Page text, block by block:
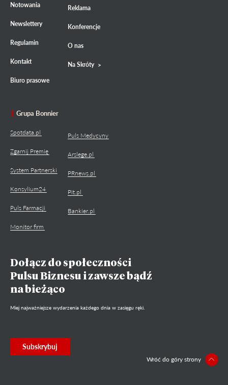
Notowania
Newslettery
Regulamin
Kontakt
Biuro prasowe
Reklama
Konferencje
O nas
Na Skróty
Grupa Bonnier
Spotdata.pl
Zgarnij Premię
System Partnerski
Konsylium24
Puls Farmacji
Monitor firm
Puls Medycyny
Arslege.pl
PRnews.pl
Pit.pl
Bankier.pl
Dołącz do społeczności
Pulsu Biznesu i zawsze bądź
na bieżąco
Miej najważniejsze wydarzenia każdego dnia w zasięgu ręki.
Subskrybuj
Wróć do góry strony